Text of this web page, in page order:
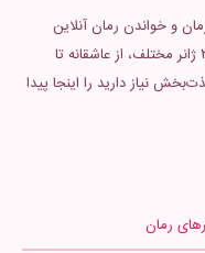
و خواندن رمان آنلاین
ایرانی است. با بیش از ۲۵۰۰ رمان متنوع در ۳۶ ژانر مختلف، از عاشقانه تا
نیاز دارید را اینجا پیدا
رمان